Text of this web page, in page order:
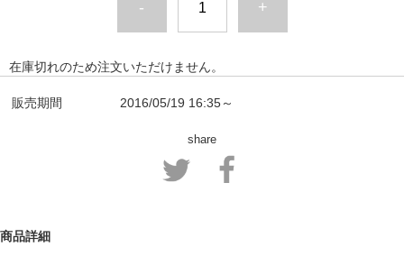
- +
在庫切れのため注文いただけません。
販売期間 2016/05/19 16:35～
share
商品詳細